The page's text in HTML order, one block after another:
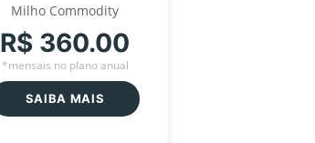
Milho Commodity
R$ 360.00
*mensais no plano anual
SAIBA MAIS